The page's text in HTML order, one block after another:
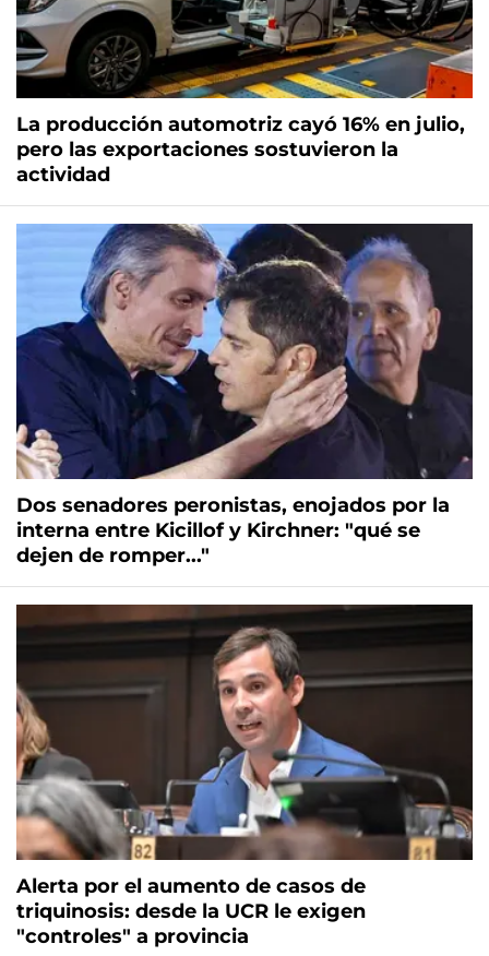
La producción automotriz cayó 16% en julio,
pero las exportaciones sostuvieron la
actividad
Dos senadores peronistas, enojados por la
interna entre Kicillof y Kirchner: "qué se
dejen de romper..."
Alerta por el aumento de casos de
triquinosis: desde la UCR le exigen
"controles" a provincia